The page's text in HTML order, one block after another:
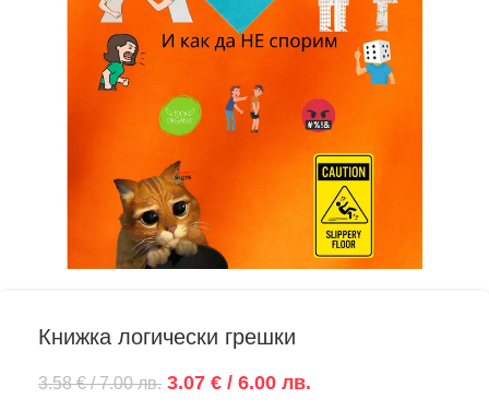
Книжка логически грешки
3.58 € / 7.00 лв. 3.07 € / 6.00 лв.